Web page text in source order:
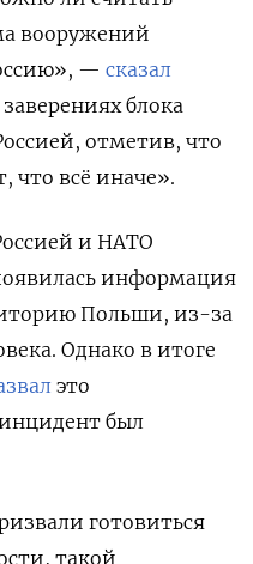
вооружений
— сказал
заверениях блока
отметив, что
что всё иначе».
и НАТО
информация
Польши, из-за
Однако в итоге
это
был
готовиться
такой